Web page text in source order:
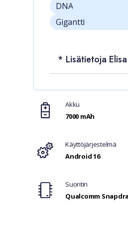
DNA
Gigantti
* Lisätietoja
Ominaisuudet
Akku
7000 mAh
Käyttöjärjestelmä
Android 16
Suoritin
Qualcomm